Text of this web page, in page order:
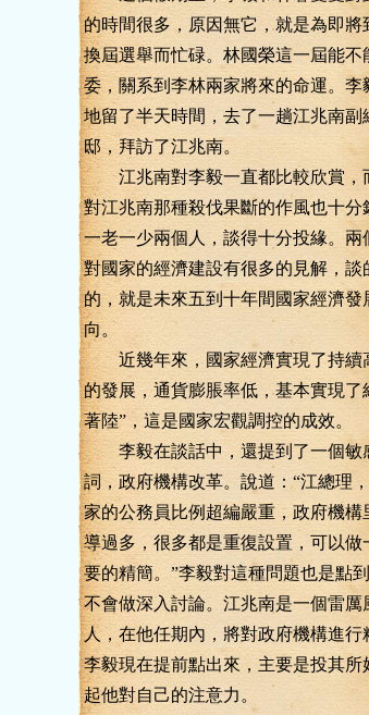
的時間很多，原因無它，就是為即將
換屆選舉而忙碌。林國榮這一屆能不
委，關系到李林兩家將來的命運。李
地留了半天時間，去了一趟江兆南副
邸，拜訪了江兆南。
江兆南對李毅一直都比較欣賞，
對江兆南那種殺伐果斷的作風也十分
一老一少兩個人，談得十分投緣。兩
對國家的經濟建設有很多的見解，談
的，就是未來五到十年間國家經濟發
向。
近幾年來，國家經濟實現了持續
的發展，通貨膨脹率低，基本實現了
著陸”，這是國家宏觀調控的成效。
李毅在談話中，還提到了一個敏
詞，政府機構改革。說道：“江總理
家的公務員比例超編嚴重，政府機構
導過多，很多都是重復設置，可以做
要的精簡。”李毅對這種問題也是點
不會做深入討論。江兆南是一個雷厲
人，在他任期內，將對政府機構進行
李毅現在提前點出來，主要是投其所
起他對自己的注意力。